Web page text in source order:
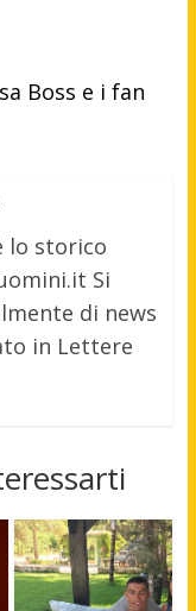
Boss e i fan
lo storico
Si
di news
in Lettere